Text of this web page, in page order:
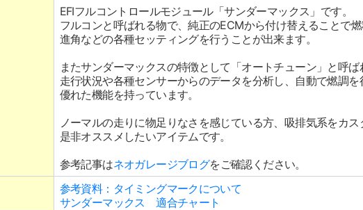
EFIフルコントロールモジュール「サンダーマックス」です。
フルコンと呼ばれる物で、純正のECMから付け替えることで燃
進角などの各種セッティングを行うことが出来ます。
またサンダーマックスの特徴として「オートチューン」と呼ば
走行状況や各種センサーからのデータを分析し、自動で燃調を
優れた機能を持っています。
ノーマルの走りに物足りなさを感じている方、吸排気系をカ
是非オススメしたいアイテムです。
参考記事はネオガレージブログをご確認ください。
参考資料：タイミングマークについて
サンダーマックス 適合チャート